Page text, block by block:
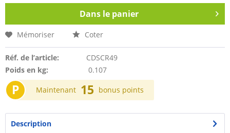
Dans le panier
Mémoriser Coter
Réf. de l’article:
CDSCR49
Poids en kg:
0.107
P Maintenant 15 bonus points
Description